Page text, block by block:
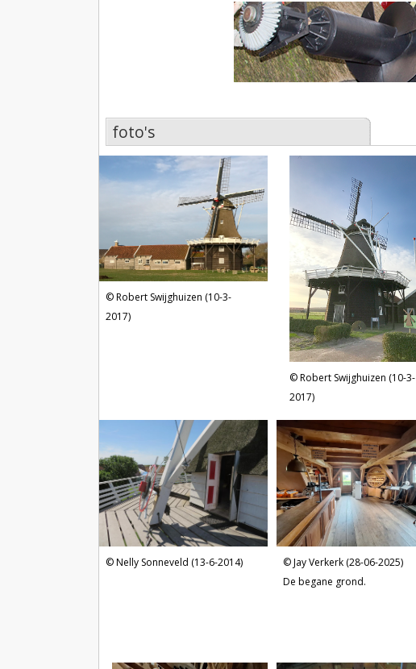
foto's
Robert Swijghuizen (10-3-
2017)
Robert Swijghuizen (10-3-
2017)
Nelly Sonneveld (13-6-2014)
Jay Verkerk (28-06-2025)
De begane grond.